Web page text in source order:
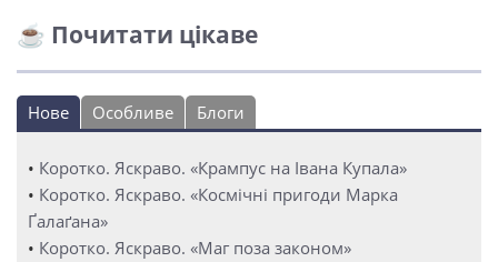
☕ Почитати цікаве
Нове Особливе Блоги
• Коротко. Яскраво. «Крампус на Івана Купала»
• Коротко. Яскраво. «Космічні пригоди Марка
Ґалаґана»
• Коротко. Яскраво. «Маг поза законом»